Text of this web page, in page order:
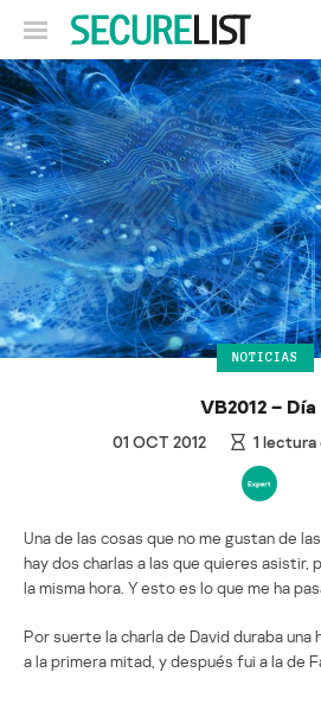
NOTICIAS
VB2012 – Día
01 OCT 2012 1 lectura
Una de las cosas que no me gustan de
hay dos charlas a las que quieres asistir,
la misma hora. Y esto es lo que me ha
Por suerte la charla de David duraba una
a la primera mitad, y después fui a la de